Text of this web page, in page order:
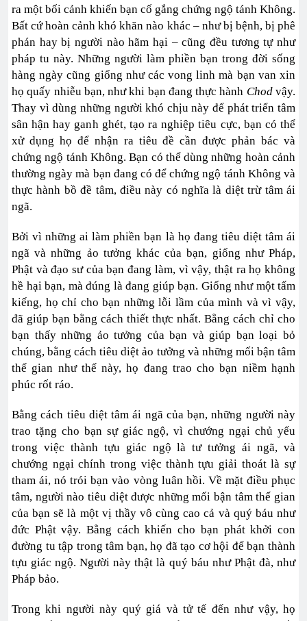
ra một bối cảnh khiến bạn cố gắng chứng ngộ tánh Không.
Bất cứ hoàn cảnh khó khăn nào khác – như bị bệnh, bị phê
phán hay bị người nào hãm hại – cũng đều tương tự như
pháp tu này. Những người làm phiền bạn trong đời sống
hàng ngày cũng giống như các vong linh mà bạn van xin
họ quấy nhiễu bạn, như khi bạn đang thực hành Chodvậy.
Thay vì dùng những người khó chịu này để phát triển tâm
sân hận hay ganh ghét, tạo ra nghiệp tiêu cực, bạn có thể
xử dụng họ để nhận ra tiêu đề cần được phản bác và
chứng ngộ tánh Không. Bạn có thể dùng những hoàn cảnh
thường ngày mà bạn đang có để chứng ngộ tánh Không và
thực hành bồ đề tâm, điều này có nghĩa là diệt trừ tâm ái
ngã.
Bởi vì những ai làm phiền bạn là họ đang tiêu diệt tâm ái
ngã và những ảo tưởng khác của bạn, giống như Pháp,
Phật và đạo sư của bạn đang làm, vì vậy, thật ra họ không
hề hại bạn, mà đúng là đang giúp bạn. Giống như một tấm
kiếng, họ chỉ cho bạn những lỗi lầm của mình và vì vậy,
đã giúp bạn bằng cách thiết thực nhất. Bằng cách chỉ cho
bạn thấy những ảo tưởng của bạn và giúp bạn loại bỏ
chúng, bằng cách tiêu diệt ảo tưởng và những mối bận tâm
thế gian như thế này, họ đang trao cho bạn niềm hạnh
phúc rốt ráo.
Bằng cách tiêu diệt tâm ái ngã của bạn, những người này
trao tặng cho bạn sự giác ngộ, vì chướng ngại chủ yếu
trong việc thành tựu giác ngộ là tư tưởng ái ngã, và
chướng ngại chính trong việc thành tựu giải thoát là sự
tham ái, nó trói bạn vào vòng luân hồi. Về mặt điều phục
tâm, người nào tiêu diệt được những mối bận tâm thế gian
của bạn sẽ là một vị thầy vô cùng cao cả và quý báu như
đức Phật vậy. Bằng cách khiến cho bạn phát khởi con
đường tu tập trong tâm bạn, họ đã tạo cơ hội để bạn thành
tựu giác ngộ. Người này thật là quý báu như Phật đà, như
Pháp bảo.
Trong khi người này quý giá và tử tế đến như vậy, họ